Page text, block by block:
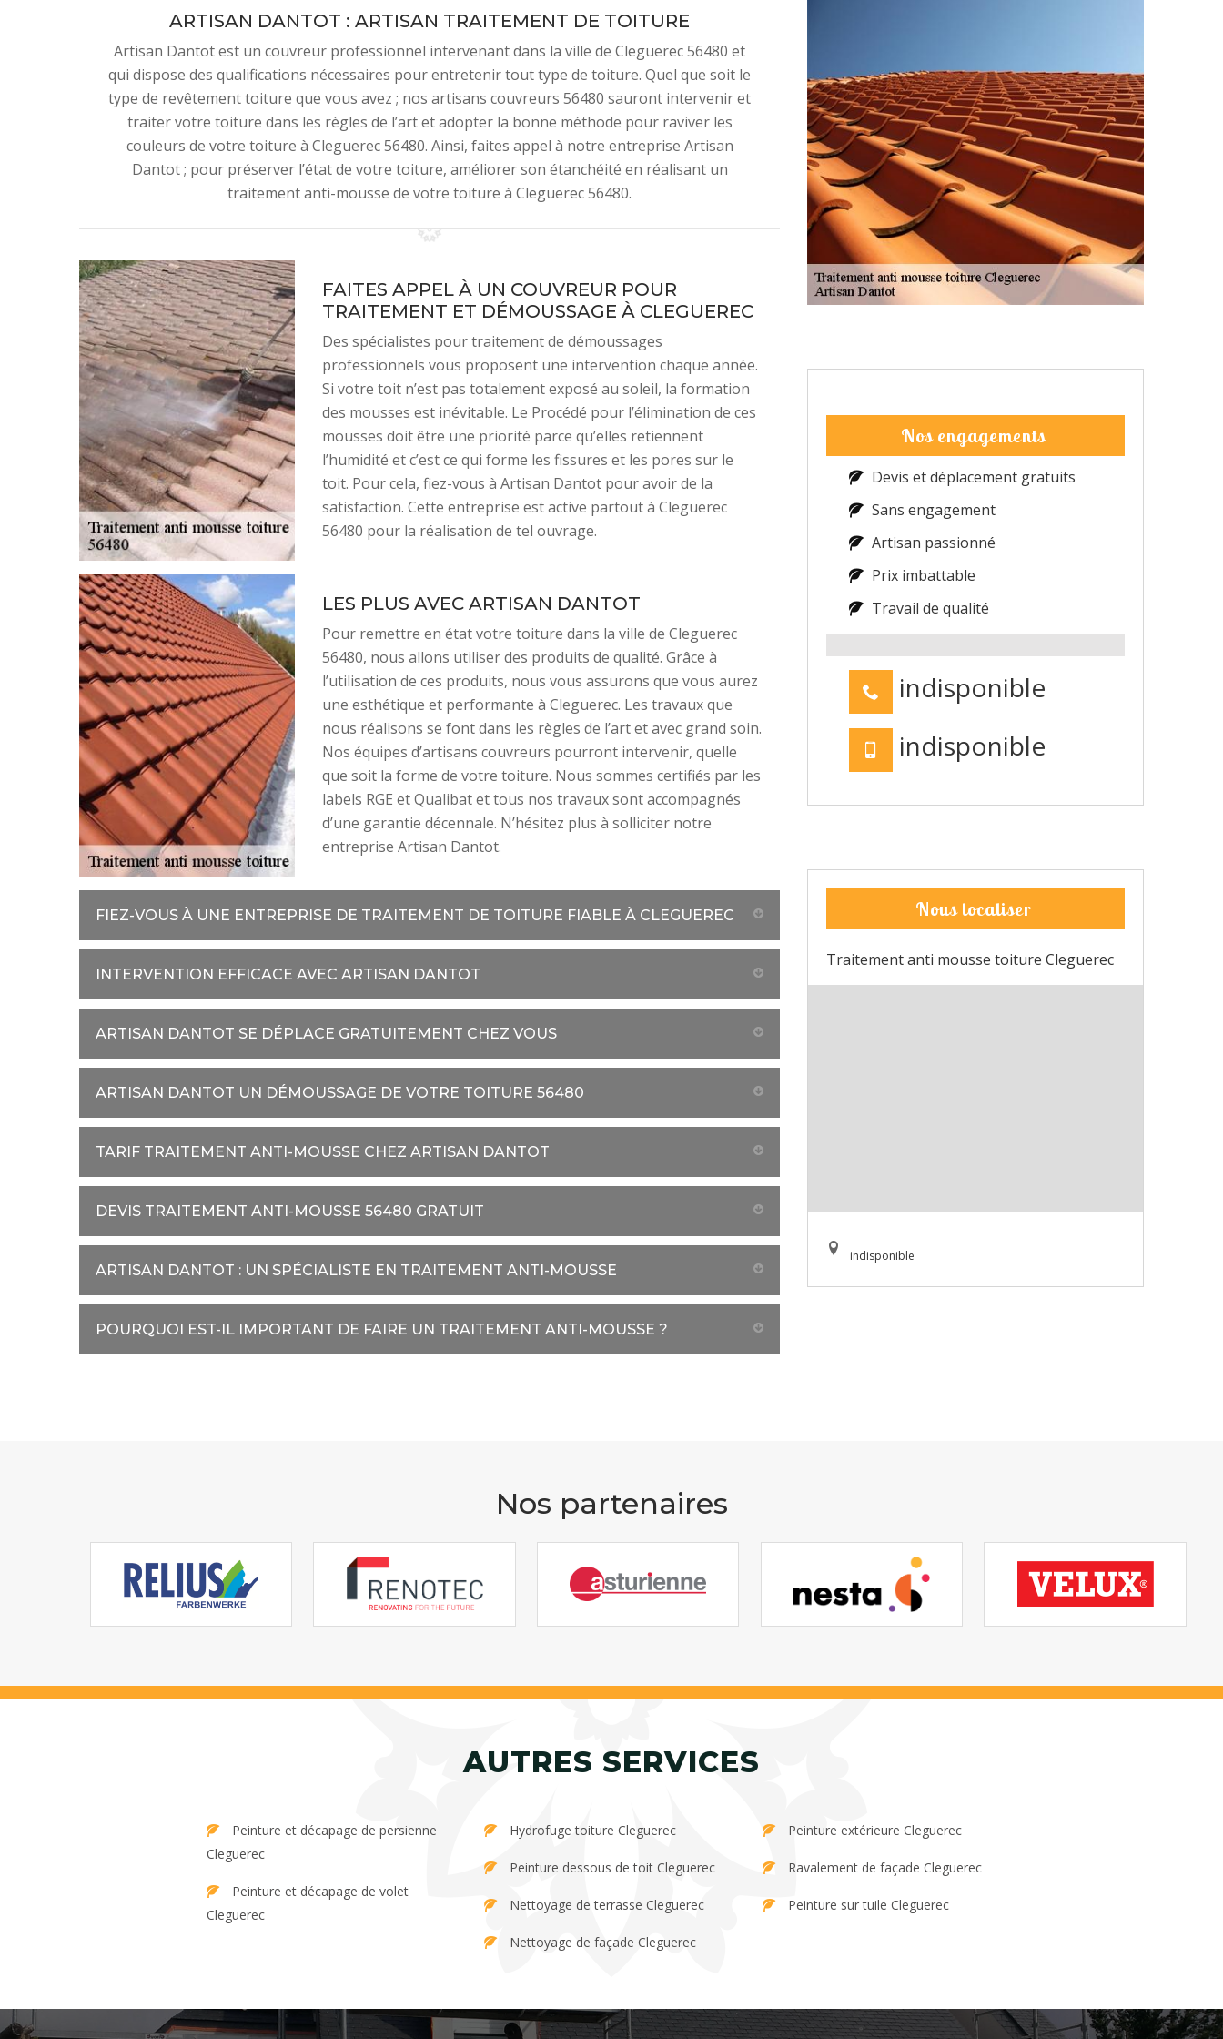
ARTISAN DANTOT : ARTISAN TRAITEMENT DE TOITURE
Artisan Dantot est un couvreur professionnel intervenant dans la ville de Cleguerec 56480 et
qui dispose des qualifications nécessaires pour entretenir tout type de toiture. Quel que soit le
type de revêtement toiture que vous avez ; nos artisans couvreurs 56480 sauront intervenir et
traiter votre toiture dans les règles de l’art et adopter la bonne méthode pour raviver les
couleurs de votre toiture à Cleguerec 56480. Ainsi, faites appel à notre entreprise Artisan
Dantot ; pour préserver l’état de votre toiture, améliorer son étanchéité en réalisant un
traitement anti-mousse de votre toiture à Cleguerec 56480.
FAITES APPEL À UN COUVREUR POUR
TRAITEMENT ET DÉMOUSSAGE À CLEGUEREC
Des spécialistes pour traitement de démoussages
professionnels vous proposent une intervention chaque année.
Si votre toit n’est pas totalement exposé au soleil, la formation
des mousses est inévitable. Le Procédé pour l’élimination de ces
mousses doit être une priorité parce qu’elles retiennent
l’humidité et c’est ce qui forme les fissures et les pores sur le
toit. Pour cela, fiez-vous à Artisan Dantot pour avoir de la
satisfaction. Cette entreprise est active partout à Cleguerec
56480 pour la réalisation de tel ouvrage.
LES PLUS AVEC ARTISAN DANTOT
Pour remettre en état votre toiture dans la ville de Cleguerec
56480, nous allons utiliser des produits de qualité. Grâce à
l’utilisation de ces produits, nous vous assurons que vous aurez
une esthétique et performante à Cleguerec. Les travaux que
nous réalisons se font dans les règles de l’art et avec grand soin.
Nos équipes d’artisans couvreurs pourront intervenir, quelle
que soit la forme de votre toiture. Nous sommes certifiés par les
labels RGE et Qualibat et tous nos travaux sont accompagnés
d’une garantie décennale. N’hésitez plus à solliciter notre
entreprise Artisan Dantot.
FIEZ-VOUS À UNE ENTREPRISE DE TRAITEMENT DE TOITURE FIABLE À CLEGUEREC
INTERVENTION EFFICACE AVEC ARTISAN DANTOT
ARTISAN DANTOT SE DÉPLACE GRATUITEMENT CHEZ VOUS
ARTISAN DANTOT UN DÉMOUSSAGE DE VOTRE TOITURE 56480
TARIF TRAITEMENT ANTI-MOUSSE CHEZ ARTISAN DANTOT
DEVIS TRAITEMENT ANTI-MOUSSE 56480 GRATUIT
ARTISAN DANTOT : UN SPÉCIALISTE EN TRAITEMENT ANTI-MOUSSE
POURQUOI EST-IL IMPORTANT DE FAIRE UN TRAITEMENT ANTI-MOUSSE ?
Nos engagements
Devis et déplacement gratuits
Sans engagement
Artisan passionné
Prix imbattable
Travail de qualité
indisponible
indisponible
Nous localiser
Traitement anti mousse toiture Cleguerec
indisponible
Nos partenaires
AUTRES SERVICES
Cleguerec
Cleguerec
Hydrofuge toiture Cleguerec
Peinture dessous de toit Cleguerec
Nettoyage de terrasse Cleguerec
Nettoyage de façade Cleguerec
Peinture extérieure Cleguerec
Ravalement de façade Cleguerec
Peinture sur tuile Cleguerec